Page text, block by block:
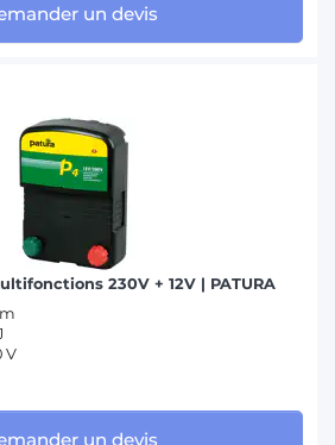
un devis
230V + 12V | PATURA
V
un devis